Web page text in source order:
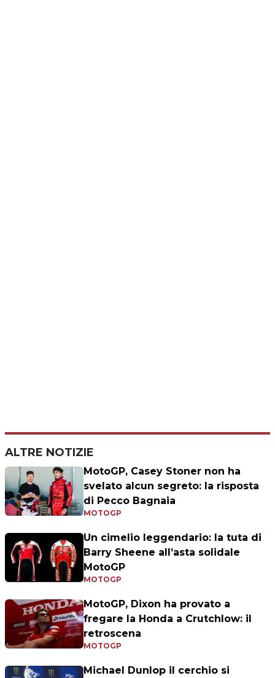
ALTRE NOTIZIE
MotoGP, Casey Stoner non ha
svelato alcun segreto: la risposta
di Pecco Bagnaia
MOTOGP
Un cimelio leggendario: la tuta di
Barry Sheene all’asta solidale
MotoGP
MOTOGP
MotoGP, Dixon ha provato a
fregare la Honda a Crutchlow: il
retroscena
MOTOGP
Michael Dunlop il cerchio si